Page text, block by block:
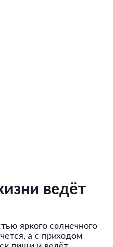
ведёт
яркого солнечного
а с приходом